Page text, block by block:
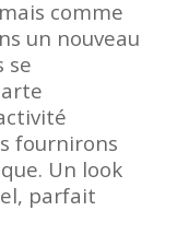
comme
un nouveau
se
fournirons
Un look
parfait